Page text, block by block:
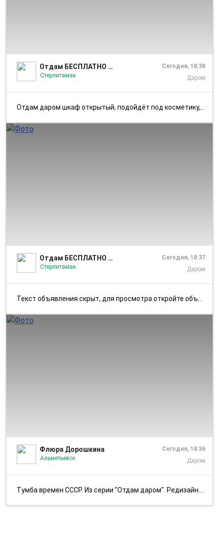
Отдам БЕСПЛАТНО ДАРОМ Стерлитамак
Стерлитамак
Сегодня, 18:38
Даром
Отдам даром шкаф открытый, подойдёт под косметику, книги. Состояние от...
Отдам БЕСПЛАТНО ДАРОМ Стерлитамак
Стерлитамак
Сегодня, 18:37
Даром
Текст объявления скрыт, для просмотра откройте объявление в приложении...
Флюра Дорошкина
Альметьевск
Сегодня, 18:36
Даром
Тумба времен СССР. Из серии "Отдам даром". Редизайн. Чайно-кофейная ту...